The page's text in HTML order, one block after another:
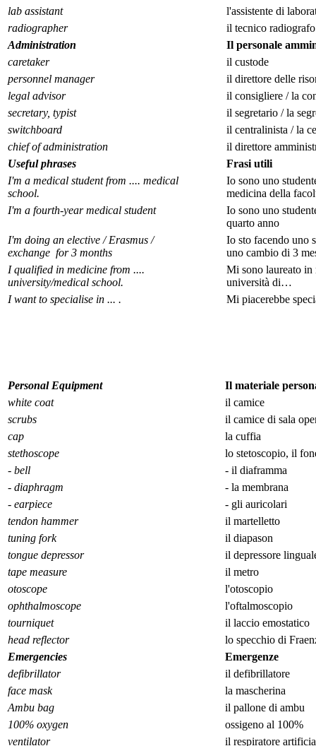
lab assistant
l'assistente di
radiographer
il tecnico radiografo
Administration
Il personale
caretaker
il custode
personnel manager
il direttore delle
legal advisor
il consigliere / la
secretary, typist
il segretario / la
switchboard
il centralinista / la
chief of administration
il direttore
Useful phrases
Frasi utili
I'm a medical student from .... medical
school.
Io sono uno
medicina della
I'm a fourth-year medical student
Io sono uno
quarto anno
I'm doing an elective / Erasmus /
exchange for 3 months
Io sto facendo uno
uno cambio di 3
I qualified in medicine from ....
university/medical school.
Mi sono laureato in
università di…
I want to specialise in ... .
Mi piacerebbe
Personal Equipment
Il materiale
white coat
il camice
scrubs
il camice di sala
cap
la cuffia
stethoscope
lo stetoscopio, il
- bell
- il diaframma
- diaphragm
- la membrana
- earpiece
- gli auricolari
tendon hammer
il martelletto
tuning fork
il diapason
tongue depressor
il depressore
tape measure
il metro
otoscope
l'otoscopio
ophthalmoscope
l'oftalmoscopio
tourniquet
il laccio emostatico
head reflector
lo specchio di
Emergencies
Emergenze
defibrillator
il defibrillatore
face mask
la mascherina
Ambu bag
il pallone di ambu
100% oxygen
ossigeno al 100%
ventilator
il respiratore